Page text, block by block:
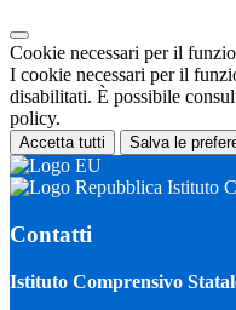
Cookie necessari per il
I cookie necessari per il
disabilitati. È possibile
policy.
Accetta tutti Salva le
Istituto
Contatti
Istituto Comprensivo